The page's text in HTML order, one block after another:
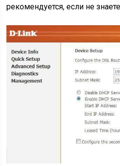
рекомендуется, если не